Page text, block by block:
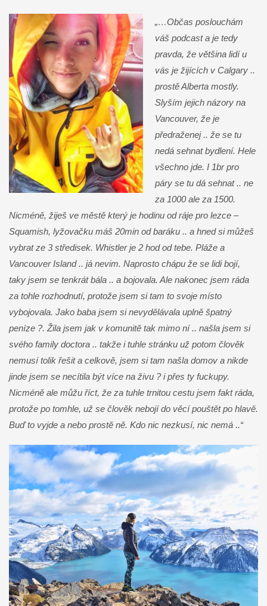
„…Občas poslouchám
váš podcast a je tedy
pravda, že většina lidí u
vás je žijících v Calgary ..
prostě Alberta mostly.
Slyším jejich názory na
Vancouver, že je
předraženej .. že se tu
nedá sehnat bydlení. Hele
všechno jde. I 1br pro
páry se tu dá sehnat .. ne
za 1000 ale za 1500.
Nicméně, žiješ ve městě který je hodinu od ráje pro lezce –
Squamish, lyžovačku máš 20min od baráku .. a hned si můžeš
vybrat ze 3 středisek. Whistler je 2 hod od tebe. Pláže a
Vancouver Island .. já nevim. Naprosto chápu že se lidi bojí,
taky jsem se tenkrát bála .. a bojovala. Ale nakonec jsem ráda
za tohle rozhodnutí, protože jsem si tam to svoje místo
vybojovala. Jako baba jsem si nevydělávala uplně špatný
peníze ?. Žila jsem jak v komunitě tak mimo ní .. našla jsem si
svého family doctora .. takže i tuhle stránku už potom člověk
nemusí tolik řešit a celkově, jsem si tam našla domov a nikde
jinde jsem se necítila být více na živu ? i přes ty fuckupy.
Nicméně ale můžu říct, že za tuhle trnitou cestu jsem fakt ráda,
protože po tomhle, už se člověk nebojí do věcí pouštět po hlavě.
Buď to vyjde a nebo prostě ně. Kdo nic nezkusí, nic nemá ..“